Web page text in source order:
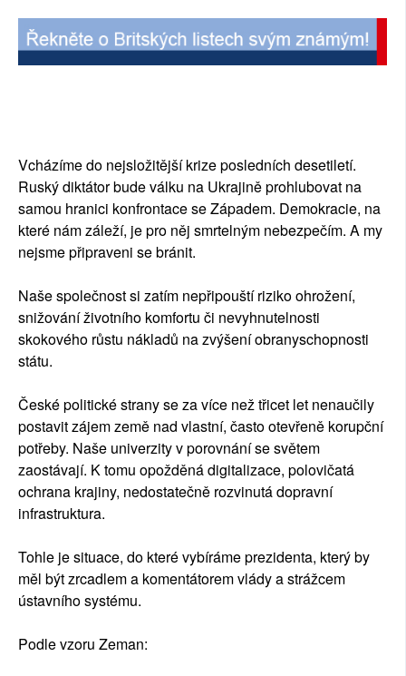
Vcházíme do nejsložitější krize posledních desetiletí.
Ruský diktátor bude válku na Ukrajině prohlubovat na
samou hranici konfrontace se Západem. Demokracie, na
které nám záleží, je pro něj smrtelným nebezpečím. A my
nejsme připraveni se bránit.
Naše společnost si zatím nepřipouští riziko ohrožení,
snižování životního komfortu či nevyhnutelnosti
skokového růstu nákladů na zvýšení obranyschopnosti
státu.
České politické strany se za více než třicet let nenaučily
postavit zájem země nad vlastní, často otevřeně korupční
potřeby. Naše univerzity v porovnání se světem
zaostávají. K tomu opožděná digitalizace, polovičatá
ochrana krajiny, nedostatečně rozvinutá dopravní
infrastruktura.
Tohle je situace, do které vybíráme prezidenta, který by
měl být zrcadlem a komentátorem vlády a strážcem
ústavního systému.
Podle vzoru Zeman: